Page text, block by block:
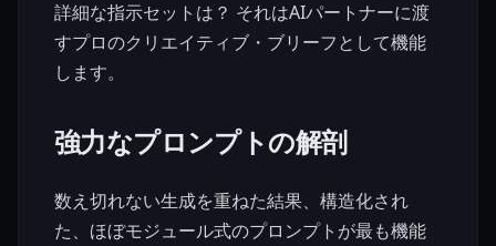
詳細な指示セットは？ それはAIパートナーに渡
すプロのクリエイティブ・ブリーフとして機能
します。
強力なプロンプトの解剖
数え切れない生成を重ねた結果、構造化され
た、ほぼモジュール式のプロンプトが最も機能